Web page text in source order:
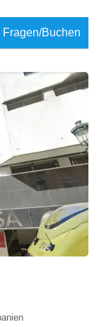
Fragen/Buchen